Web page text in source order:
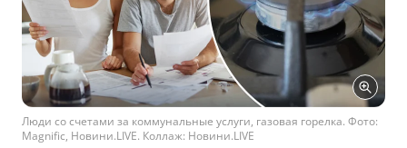
Люди со счетами за коммунальные услуги, газовая горелка. Фото:
Magnific, Новини.LIVE. Коллаж: Новини.LIVE